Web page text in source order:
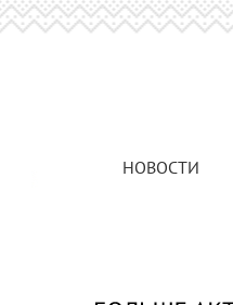
НОВОСТИ